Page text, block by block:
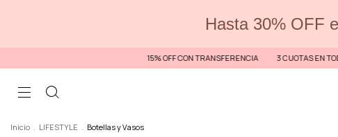
Hasta 30% OFF
15% OFF CON TRANSFERENCIA 3 CUOTAS EN TODA LA
Inicio . LIFESTYLE . Botellas y Vasos